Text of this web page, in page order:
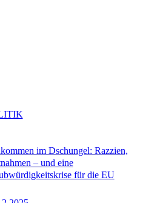
im Dschungel: Razzien,
– und eine
für die EU